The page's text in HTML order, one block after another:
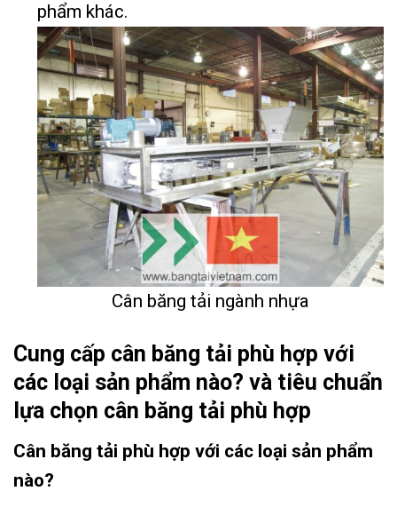
phẩm khác.
Cân băng tải ngành nhựa
Cung cấp cân băng tải phù hợp với
các loại sản phẩm nào? và tiêu chuẩn
lựa chọn cân băng tải phù hợp
Cân băng tải phù hợp với các loại sản phẩm
nào?